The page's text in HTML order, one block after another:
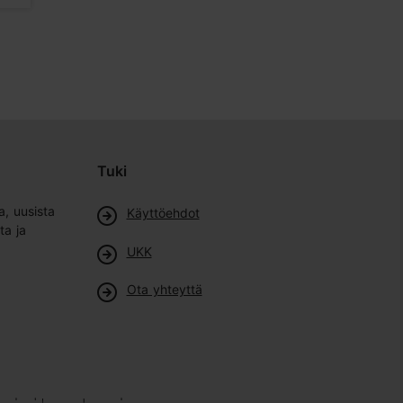
uusista
ja
Tuki
Käyttöehdot
UKK
Ota yhteyttä